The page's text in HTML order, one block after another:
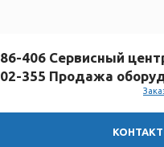
406 Сервисный
355 Продажа